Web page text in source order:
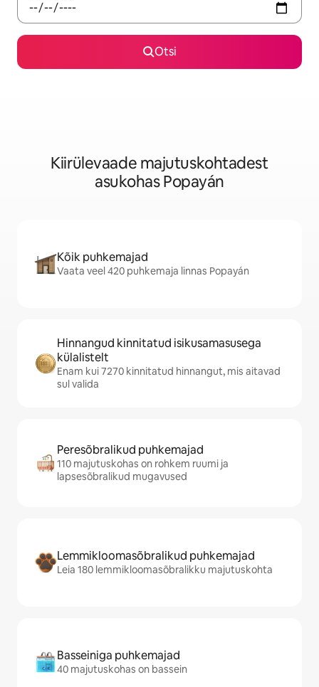
Otsi
Kiirülevaade majutuskohtadest
asukohas Popayán
Kõik puhkemajad
Vaata veel 420 puhkemaja linnas Popayán
Hinnangud kinnitatud isikusamasusega
külalistelt
Enam kui 7270 kinnitatud hinnangut, mis aitavad
sul valida
Peresõbralikud puhkemajad
110 majutuskohas on rohkem ruumi ja
lapsesõbralikud mugavused
Lemmikloomasõbralikud puhkemajad
Leia 180 lemmikloomasõbralikku majutuskohta
Basseiniga puhkemajad
40 majutuskohas on bassein